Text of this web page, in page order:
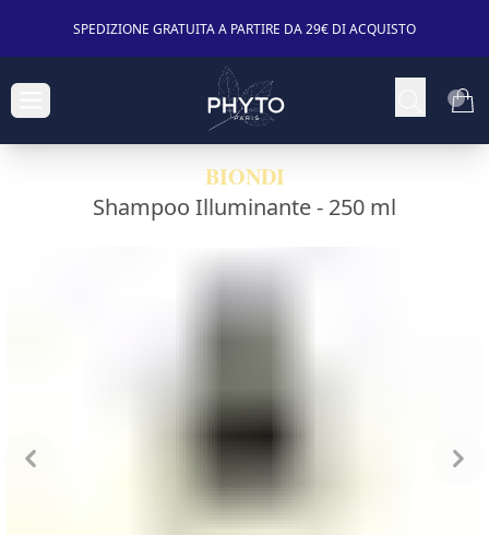
SPEDIZIONE GRATUITA A PARTIRE DA 29€ DI ACQUISTO
BIONDI
Shampoo Illuminante - 250 ml